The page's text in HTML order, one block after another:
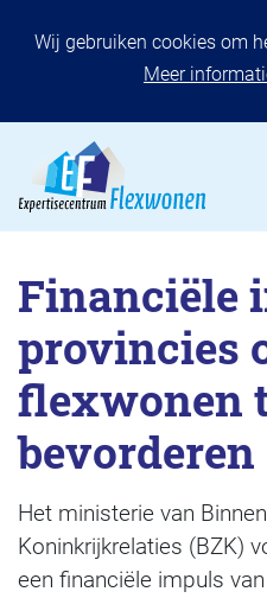
Wij gebruiken cookies om
Meer
Financiële
provincies
flexwonen
bevorderen
Het ministerie van
Koninkrijkrelaties (BZK)
een financiële impuls